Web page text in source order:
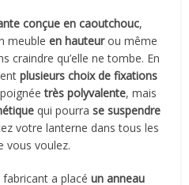
conçue en caoutchouc,
meubleen hauteurou même
craindre qu’elle ne tombe. En
plusieurs choix de fixations
très polyvalente, mais
qui pourrase suspendre
votre lanterne dans tous les
vous voulez.
fabricant a placéun anneau